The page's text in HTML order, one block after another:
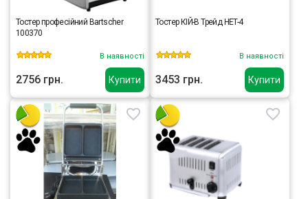
Купити
Тостер професійний Bartscher
100370
В наявності
2756 грн. Купити
Тостер КІЙ-В Трейд HET-4
В наявності
3453 грн.